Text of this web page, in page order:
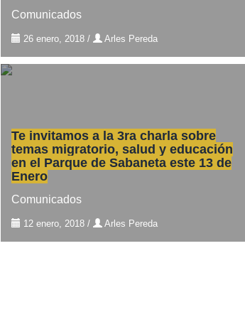
Comunicados
26 enero, 2018 / Arles Pereda
Te invitamos a la 3ra charla sobre
temas migratorio, salud y educación
en el Parque de Sabaneta este 13 de
Enero
Comunicados
12 enero, 2018 / Arles Pereda